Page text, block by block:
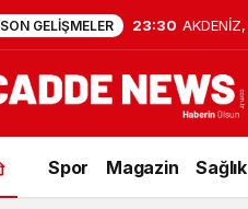
SON GELIŞMELER 23:30
Spor Magazin Sağlık